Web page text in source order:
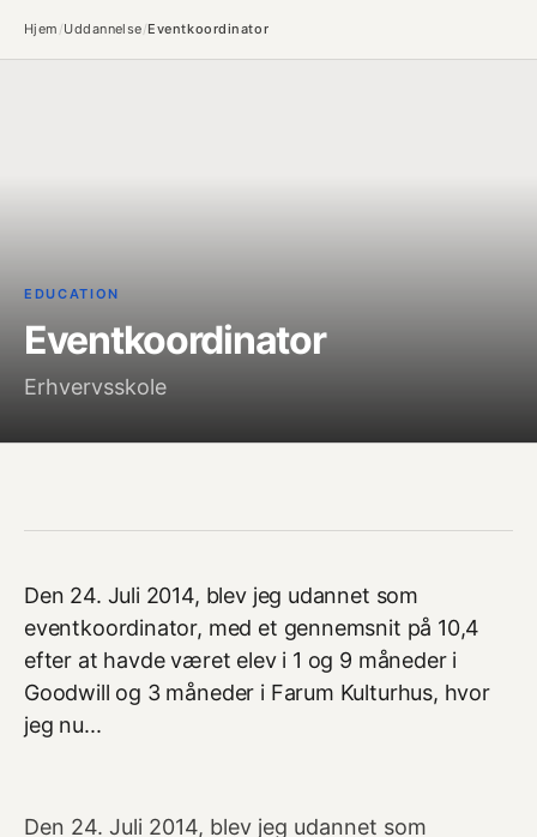
Hjem /Uddannelse/Eventkoordinator
EDUCATION
Eventkoordinator
Erhvervsskole
Den 24. Juli 2014, blev jeg udannet som
eventkoordinator, med et gennemsnit på 10,4
efter at havde været elev i 1 og 9 måneder i
Goodwill og 3 måneder i Farum Kulturhus, hvor
jeg nu...
Den 24. Juli 2014, blev jeg udannet som